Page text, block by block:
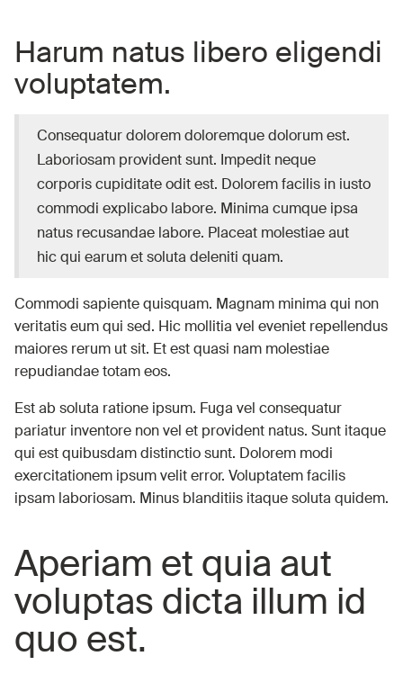
Harum natus libero eligendi
voluptatem.
Consequatur dolorem doloremque dolorum est.
Laboriosam provident sunt. Impedit neque
corporis cupiditate odit est. Dolorem facilis in iusto
commodi explicabo labore. Minima cumque ipsa
natus recusandae labore. Placeat molestiae aut
hic qui earum et soluta deleniti quam.
Commodi sapiente quisquam. Magnam minima qui non
veritatis eum qui sed. Hic mollitia vel eveniet repellendus
maiores rerum ut sit. Et est quasi nam molestiae
repudiandae totam eos.
Est ab soluta ratione ipsum. Fuga vel consequatur
pariatur inventore non vel et provident natus. Sunt itaque
qui est quibusdam distinctio sunt. Dolorem modi
exercitationem ipsum velit error. Voluptatem facilis
ipsam laboriosam. Minus blanditiis itaque soluta quidem.
Aperiam et quia aut
voluptas dicta illum id
quo est.